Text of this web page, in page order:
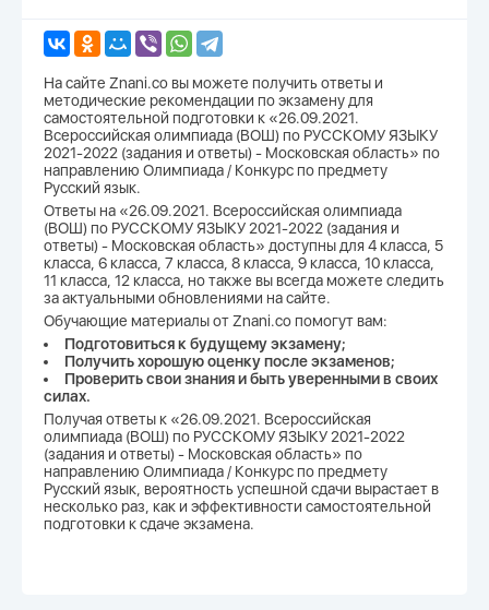
На сайте Znani.co вы можете получить ответы и
методические рекомендации по экзамену для
самостоятельной подготовки к «26.09.2021.
Всероссийская олимпиада (ВОШ) по РУССКОМУ ЯЗЫКУ
2021-2022 (задания и ответы) - Московская область» по
направлению Олимпиада / Конкурс по предмету
Русский язык.
Ответы на «26.09.2021. Всероссийская олимпиада
(ВОШ) по РУССКОМУ ЯЗЫКУ 2021-2022 (задания и
ответы) - Московская область» доступны для 4 класса, 5
класса, 6 класса, 7 класса, 8 класса, 9 класса, 10 класса,
11 класса, 12 класса, но также вы всегда можете следить
за актуальными обновлениями на сайте.
Обучающие материалы от Znani.co помогут вам:
Подготовиться к будущему экзамену;
Получить хорошую оценку после экзаменов;
Проверить свои знания и быть уверенными в своих
силах.
Получая ответы к «26.09.2021. Всероссийская
олимпиада (ВОШ) по РУССКОМУ ЯЗЫКУ 2021-2022
(задания и ответы) - Московская область» по
направлению Олимпиада / Конкурс по предмету
Русский язык, вероятность успешной сдачи вырастает в
несколько раз, как и эффективности самостоятельной
подготовки к сдаче экзамена.